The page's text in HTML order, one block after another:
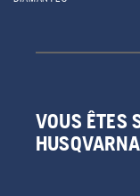
VOUS ÊTES